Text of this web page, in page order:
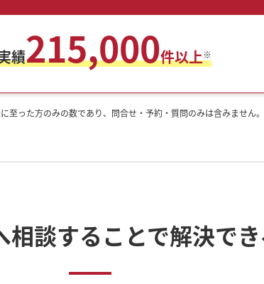
績215,000件以上※
った方のみの数であり、問合せ・予約・質問のみは含みません。
相談することで解決でき